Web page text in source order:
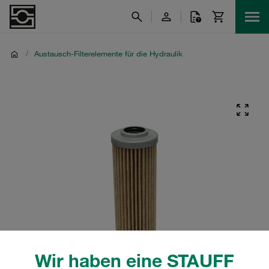
Wir haben eine STAUFF
/ Austausch-Filterelemente für die Hydraulik